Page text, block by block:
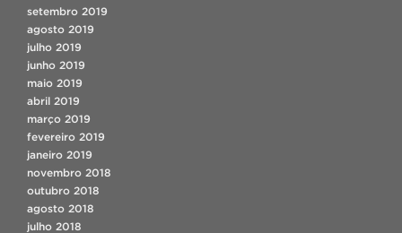
setembro 2019
agosto 2019
julho 2019
junho 2019
maio 2019
abril 2019
março 2019
fevereiro 2019
janeiro 2019
novembro 2018
outubro 2018
agosto 2018
julho 2018